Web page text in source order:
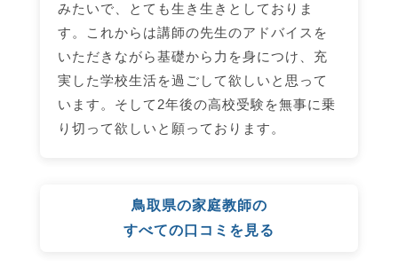
みたいで、とても生き生きとしておりま
す。これからは講師の先生のアドバイスを
いただきながら基礎から力を身につけ、充
実した学校生活を過ごして欲しいと思って
います。そして2年後の高校受験を無事に乗
り切って欲しいと願っております。
鳥取県の家庭教師の
すべての口コミを見る